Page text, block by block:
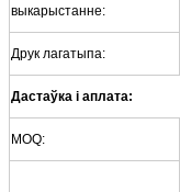
выкарыстанне:
Друк лагатыпа:
Дастаўка і аплата:
MOQ: